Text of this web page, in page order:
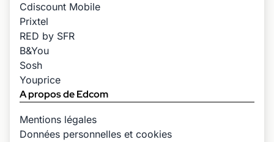
Cdiscount Mobile
Prixtel
RED by SFR
B&You
Sosh
Youprice
A propos de Edcom
Mentions légales
Données personnelles et cookies